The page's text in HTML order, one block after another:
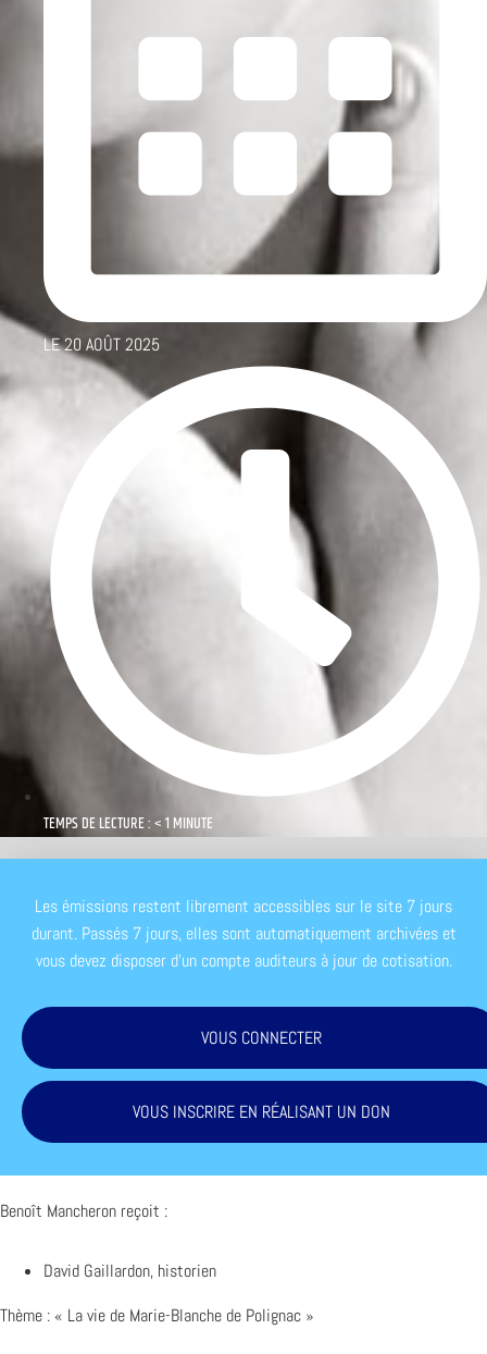
LE20 AOÛT 2025
TEMPS DE LECTURE : < 1 MINUTE
Les émissions restent librement accessibles sur le site 7 jours
durant. Passés 7 jours, elles sont automatiquement archivées et
vous devez disposer d'un compte auditeurs à jour de cotisation.
VOUS CONNECTER
VOUS INSCRIRE EN RÉALISANT UN DON
Benoît Mancheron reçoit :
David Gaillardon, historien
Thème : « La vie de Marie-Blanche de Polignac »